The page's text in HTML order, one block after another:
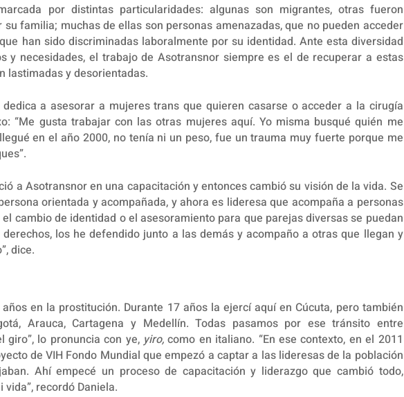
por distintas particularidades: algunas son migrantes, otras fueron
familia; muchas de ellas son personas amenazadas, que no pueden acceder
han sido discriminadas laboralmente por su identidad. Ante esta diversidad
y necesidades, el trabajo de Asotransnor siempre es el de recuperar a estas
lastimadas y desorientadas.
a asesorar a mujeres trans que quieren casarse o acceder a la cirugía
“Me gusta trabajar con las otras mujeres aquí. Yo misma busqué quién me
en el año 2000, no tenía ni un peso, fue un trauma muy fuerte porque me
a Asotransnor en una capacitación y entonces cambió su visión de la vida. Se
orientada y acompañada, y ahora es lideresa que acompaña a personas
cambio de identidad o el asesoramiento para que parejas diversas se puedan
derechos, los he defendido junto a las demás y acompaño a otras que llegan y
dice.
en la prostitución. Durante 17 años la ejercí aquí en Cúcuta, pero también
Arauca, Cartagena y Medellín. Todas pasamos por ese tránsito entre
giro”, lo pronuncia con ye, yiro, como en italiano. “En ese contexto, en el 2011
de VIH Fondo Mundial que empezó a captar a las lideresas de la población
Ahí empecé un proceso de capacitación y liderazgo que cambió todo,
recordó Daniela.